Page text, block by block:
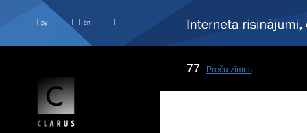
ру en
77 Preču zīmes